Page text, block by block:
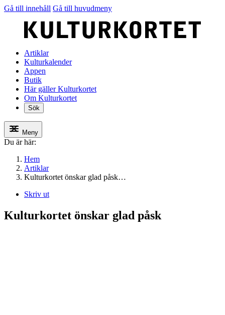
Gå till innehåll Gå till huvudmeny
Artiklar
Kulturkalender
Appen
Butik
Här gäller Kulturkortet
Om Kulturkortet
Sök
Meny
Du är här:
Hem
Artiklar
Kulturkortet önskar glad påsk…
Skriv ut
Kulturkortet önskar glad påsk